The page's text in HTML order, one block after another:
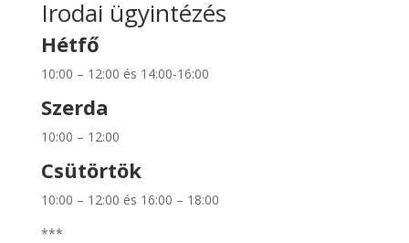
Irodai ügyintézés
Hétfő
10:00 – 12:00 és 14:00-16:00
Szerda
10:00 – 12:00
Csütörtök
10:00 – 12:00 és 16:00 – 18:00
***